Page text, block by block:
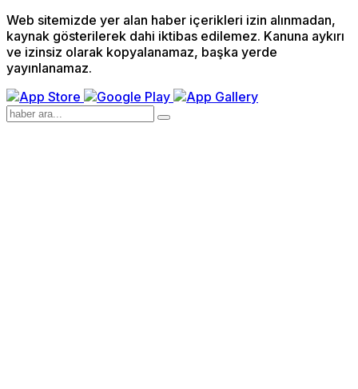
Web sitemizde yer alan haber içerikleri izin alınmadan,
kaynak gösterilerek dahi iktibas edilemez. Kanuna aykırı
ve izinsiz olarak kopyalanamaz, başka yerde
yayınlanamaz.